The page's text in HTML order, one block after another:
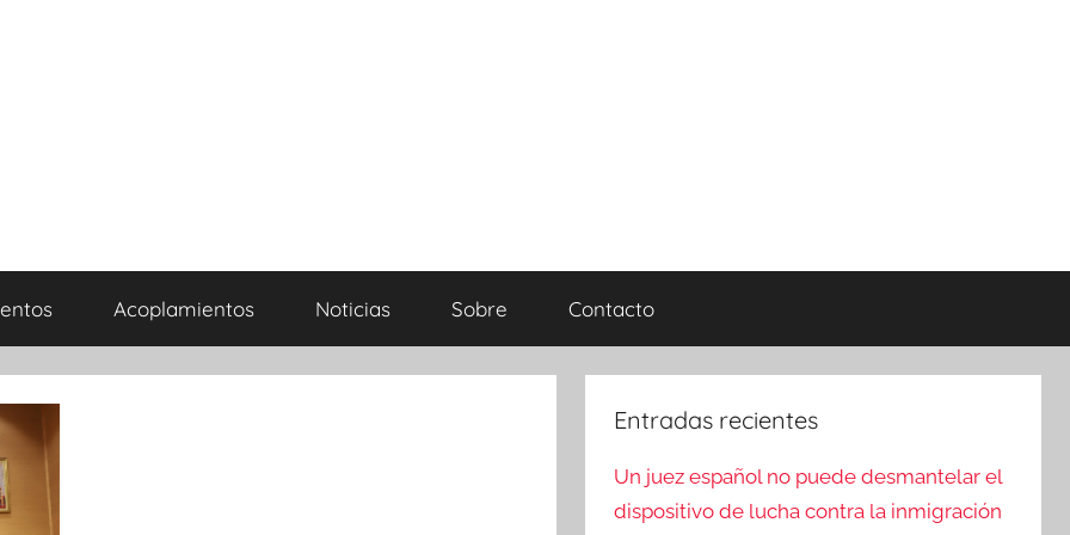
Acoplamientos Noticias Sobre Contacto
Entradas recientes
Un juez español no puede desmantelar el
dispositivo de lucha contra la inmigración